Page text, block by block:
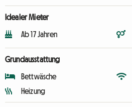
Idealer Mieter
Ab 17 Jahren
Grundausstattung
Bettwäsche
Heizung